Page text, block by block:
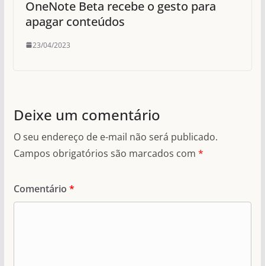
OneNote Beta recebe o gesto para
apagar conteúdos
23/04/2023
Deixe um comentário
O seu endereço de e-mail não será publicado.
Campos obrigatórios são marcados com *
Comentário *